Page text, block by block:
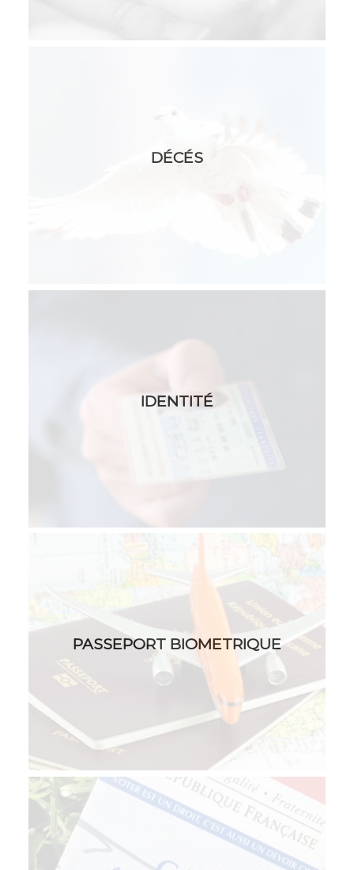
DÉCÉS
IDENTITÉ
PASSEPORT BIOMETRIQUE